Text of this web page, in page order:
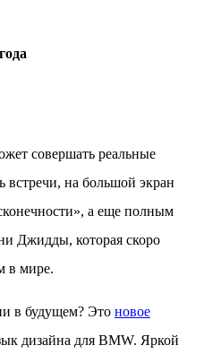
совершать реальные
встречи, на большой экран
а еще полным
Джидды, которая скоро
в мире.
в будущем? Это новое
дизайна для BMW. Яркой